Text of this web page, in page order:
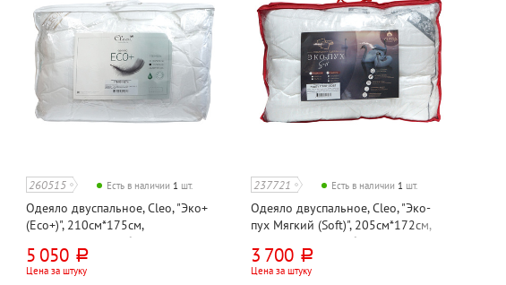
260515 Есть в наличии 1 шт.
Одеяло двуспальное, Cleo, "Эко+
(Eco+)", 210см*175см,
искусственный лебяжий пух, тик,
300г⁄м²
5 050 руб.
Цена за штуку
237721 Есть в наличии 1 шт.
Одеяло двуспальное, Cleo, "Эко-
пух Мягкий (Soft)", 205см*172см,
искусственный лебяжий пух,
страйп сатин
3 700 руб.
Цена за штуку